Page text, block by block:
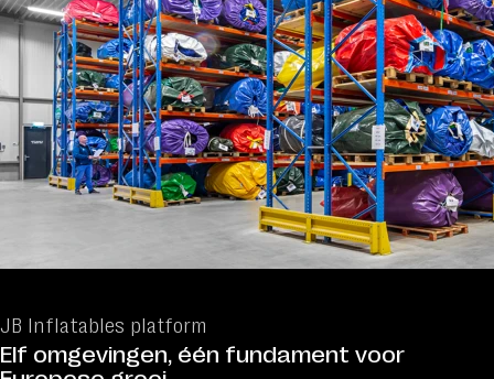
info@friday.nl
+31 523 71 28 28
Latest
news
van een AI-
gedreven
JB Inflatables platform
Elf omgevingen, één fundament voor